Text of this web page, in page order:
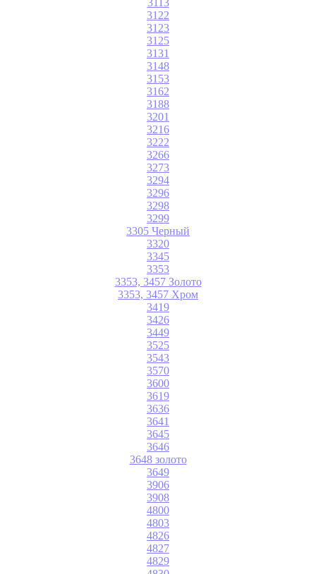
3122
3123
3125
3131
3148
3153
3162
3188
3201
3216
3222
3266
3273
3294
3296
3298
3299
3305 Черный
3320
3345
3353
3353, 3457 Золото
3353, 3457 Хром
3419
3426
3449
3525
3543
3570
3600
3619
3636
3641
3645
3646
3648 золото
3649
3906
3908
4800
4803
4826
4827
4829